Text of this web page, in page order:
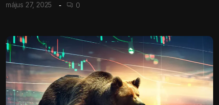
május 27, 2025 0